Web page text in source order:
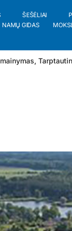
ŠEŠĖLIAI
NAMŲ GIDAS